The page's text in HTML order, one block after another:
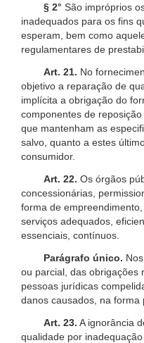
§ 2° São impróprios
inadequados para os fins
esperam, bem como
regulamentares de
Art. 21. No
objetivo a reparação de
implícita a obrigação do
componentes de
que mantenham as
salvo, quanto a estes
consumidor.
Art. 22. Os órgãos
concessionárias,
forma de
serviços adequados,
essenciais, contínuos.
Parágrafo único.
ou parcial, das obrigações
pessoas jurídicas
danos causados, na forma
Art. 23. A ignorância
qualidade por